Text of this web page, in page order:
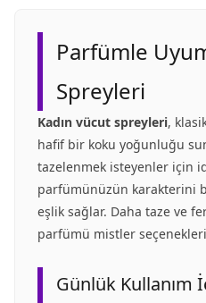
Parfümle
Spreyleri
Kadın vücut spreyleri,
hafif bir koku yoğunluğu
tazelenmek isteyenler için
parfümünüzün karakterini
eşlik sağlar. Daha taze ve
parfümü mistler
Günlük Kullanım